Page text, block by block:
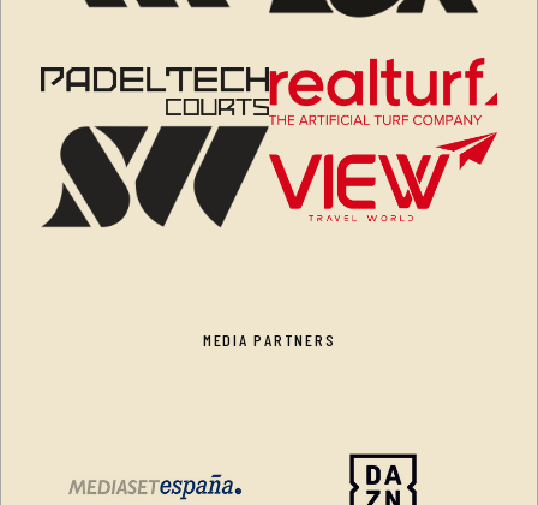
MEDIA PARTNERS